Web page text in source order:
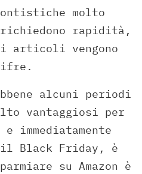
molto
rapidità,
articoli vengono
alcuni periodi
vantaggiosi per
Black Friday, è
su Amazon è